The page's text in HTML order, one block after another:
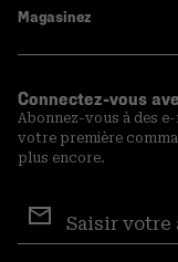
Magasinez
Connectez-vous
Abonnez-vous à des e-
votre première
plus encore.
aux
courriels